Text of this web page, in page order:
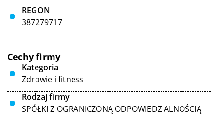
REGON
387279717
Cechy firmy
Kategoria
Zdrowie i fitness
Rodzaj firmy
SPÓŁKI Z OGRANICZONĄ ODPOWIEDZIALNOŚCIĄ